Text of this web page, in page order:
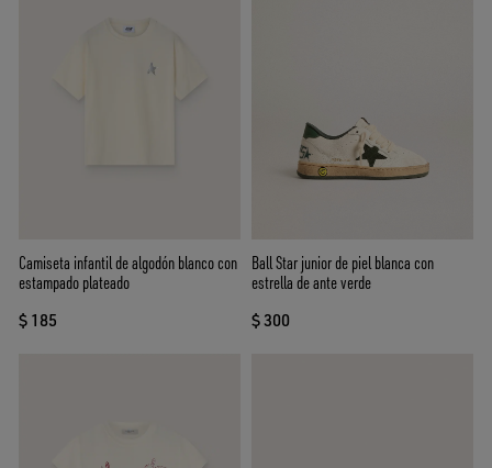
Camiseta infantil de algodón blanco con
estampado plateado
$ 185
Ball Star junior de piel blanca con
estrella de ante verde
$ 300